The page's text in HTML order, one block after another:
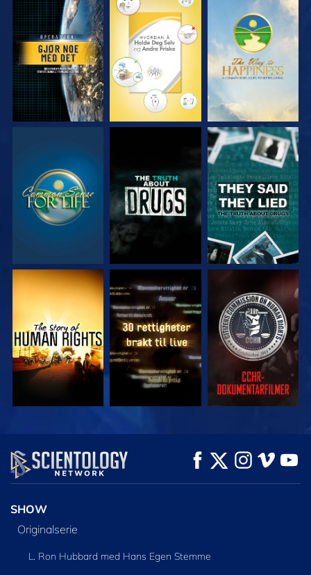
SE SE SE
SE SE
SE SE SE
SE UTFORSK SERIEN
SHOW
Originalserie
L. Ron Hubbard med Hans Egen Stemme